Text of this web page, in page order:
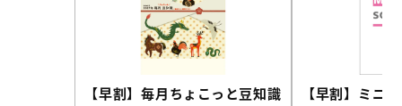
【早割】毎月ちょこっと豆知識 【早割】ミニ